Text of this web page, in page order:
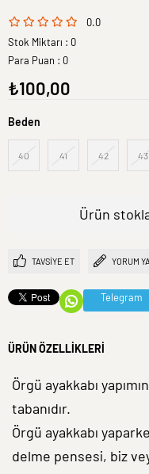
0.0
Stok Miktarı : 0
Para Puan : 0
₺100,00
Beden
40 41 42 43
Ürün
TAVSIYE ET YORUM
Telegram
ÜRÜN ÖZELLIKLERI
Örgü ayakkabı
tabanıdır.
Örgü ayakkabı
delme pensesi, biz